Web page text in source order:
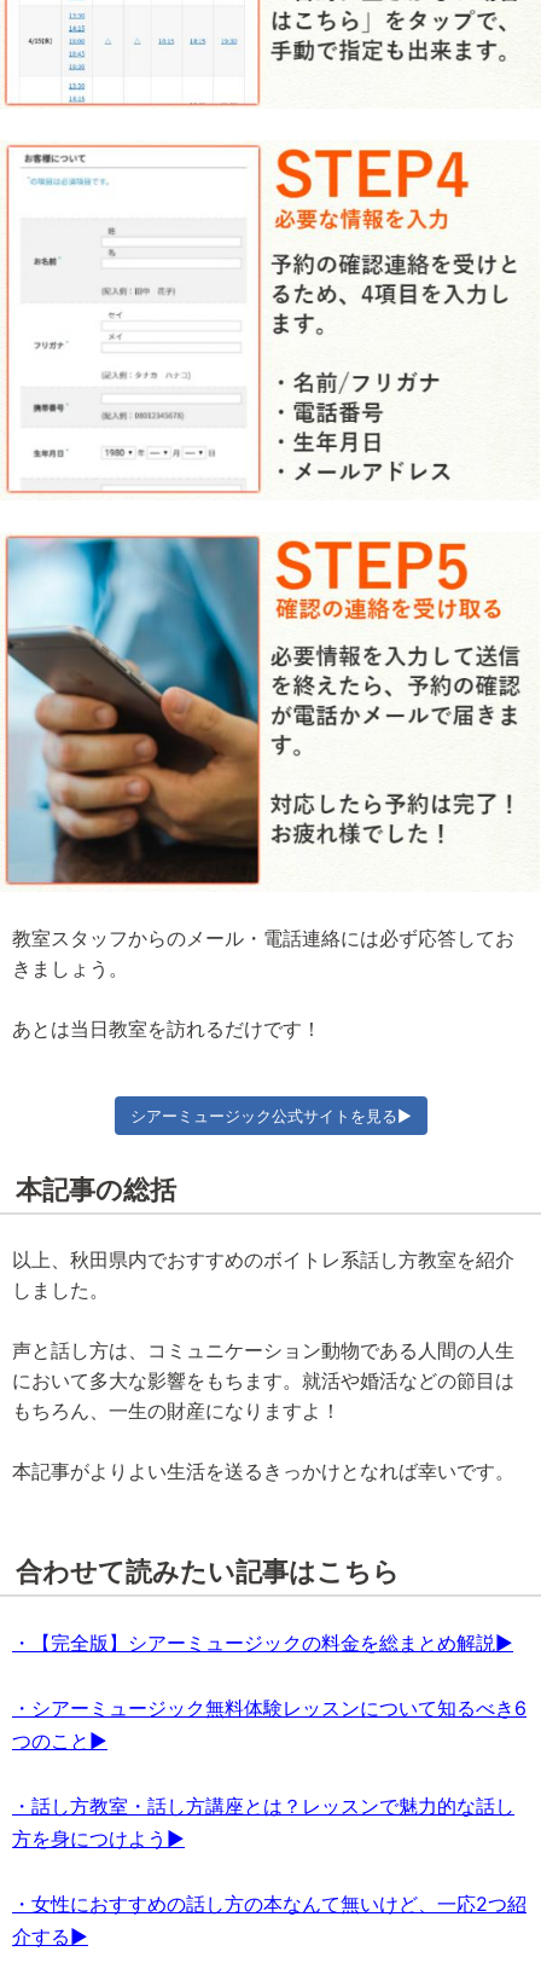
教室スタッフからのメール・電話連絡には必ず応答してお
きましょう。
あとは当日教室を訪れるだけです！
シアーミュージック公式サイトを見る▶
本記事の総括
以上、秋田県内でおすすめのボイトレ系話し方教室を紹介
しました。
声と話し方は、コミュニケーション動物である人間の人生
において多大な影響をもちます。就活や婚活などの節目は
もちろん、一生の財産になりますよ！
本記事がよりよい生活を送るきっかけとなれば幸いです。
合わせて読みたい記事はこちら
・【完全版】シアーミュージックの料金を総まとめ解説▶
・シアーミュージック無料体験レッスンについて知るべき6
つのこと▶
・話し方教室・話し方講座とは？レッスンで魅力的な話し
方を身につけよう▶
・女性におすすめの話し方の本なんて無いけど、一応2つ紹
介する▶